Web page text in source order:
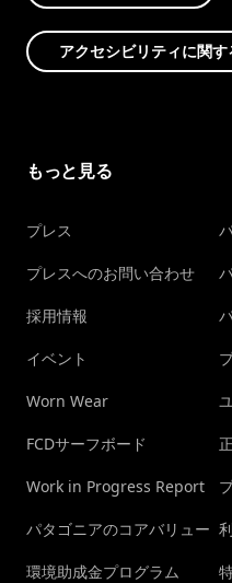
アクセシビリティに関
もっと見る
プレス
プレスへのお問い合わせ
採用情報
イベント
Worn Wear
FCDサーフボード
Work in Progress Report
パタゴニアのコアバリュー
環境助成金プログラム